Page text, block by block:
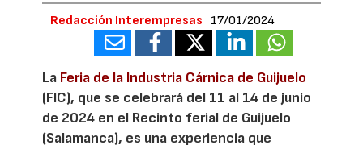
Redacción Interempresas 17/01/2024
La Feria de la Industria Cárnica de Guijuelo
(FIC), que se celebrará del 11 al 14 de junio
de 2024 en el Recinto ferial de Guijuelo
(Salamanca), es una experiencia que